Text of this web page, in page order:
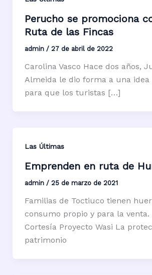
Perucho se promociona
Ruta de las Fincas
admin / 27 de abril de 2022
Carolina Vasco Hace dos años,
Almeida le dio forma a una idea
para que los turistas […]
Las Últimas
Emprenden en ruta de
admin / 25 de marzo de 2021
Familias de Toctiuco tienen
consumo propio y para la venta.
Cortesía Proyecto Wasi La
patrimonio